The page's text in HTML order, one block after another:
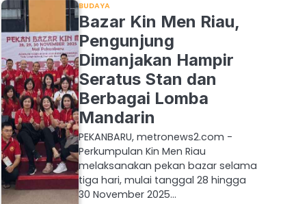
BUDAYA
Bazar Kin Men Riau,
Pengunjung
Dimanjakan Hampir
Seratus Stan dan
Berbagai Lomba
Mandarin
PEKANBARU, metronews2.com -
Perkumpulan Kin Men Riau
melaksanakan pekan bazar selama
tiga hari, mulai tanggal 28 hingga
30 November 2025…